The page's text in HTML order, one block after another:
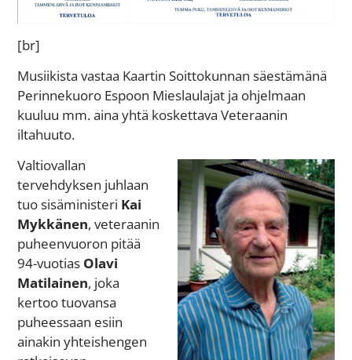
[br]
Musiikista vastaa Kaartin Soittokunnan säestämänä
Perinnekuoro Espoon Mieslaulajat ja ohjelmaan
kuuluu mm. aina yhtä koskettava Veteraanin
iltahuuto.
Valtiovallan
tervehdyksen juhlaan
tuo sisäministeri Kai
Mykkänen, veteraanin
puheenvuoron pitää
94-vuotias Olavi
Matilainen, joka
kertoo tuovansa
puheessaan esiin
ainakin yhteishengen